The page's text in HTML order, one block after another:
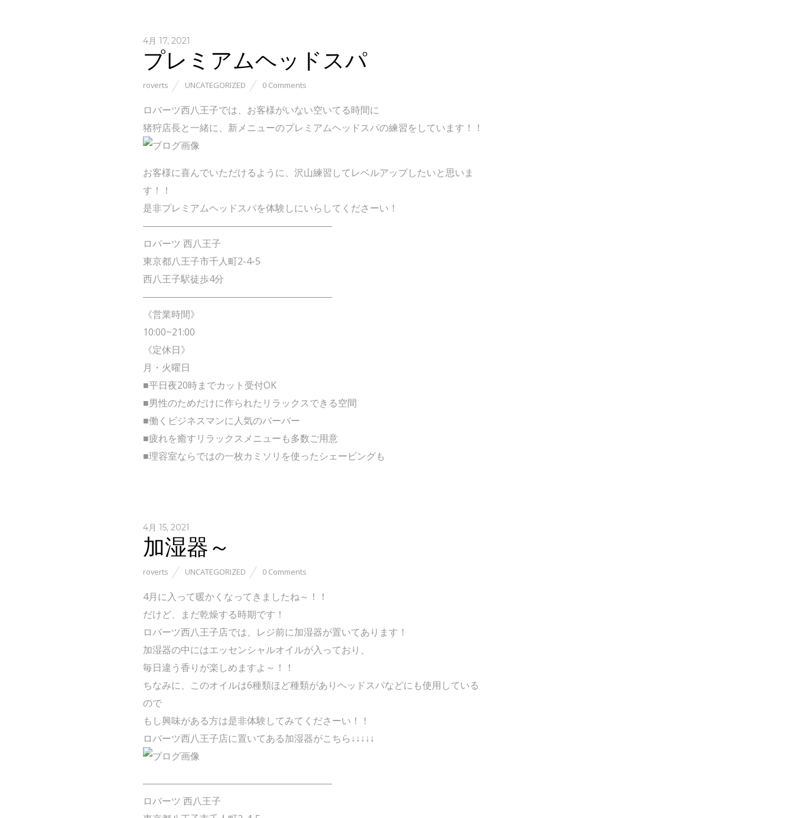
4月 17, 2021
プレミアムヘッドスパ
roverts UNCATEGORIZED 0 Comments
ロバーツ西八王子では、お客様がいない空いてる時間に
猪狩店長と一緒に、新メニューのプレミアムヘッドスパの練習をしています！！
お客様に喜んでいただけるように、沢山練習してレベルアップしたいと思いま
す！！
是非プレミアムヘッドスパを体験しにいらしてくださーい！
――――――――――――――――――――
ロバーツ 西八王子
東京都八王子市千人町2-4-5
西八王子駅徒歩4分
――――――――――――――――――――
《営業時間》
10:00~21:00
《定休日》
月・火曜日
■平日夜20時までカット受付OK
■男性のためだけに作られたリラックスできる空間
■働くビジネスマンに人気のバーバー
■疲れを癒すリラックスメニューも多数ご用意
■理容室ならではの一枚カミソリを使ったシェービングも
4月 15, 2021
加湿器～
roverts UNCATEGORIZED 0 Comments
4月に入って暖かくなってきましたね～！！
だけど、まだ乾燥する時期です！
ロバーツ西八王子店では、レジ前に加湿器が置いてあります！
加湿器の中にはエッセンシャルオイルが入っており、
毎日違う香りが楽しめますよ～！！
ちなみに、このオイルは6種類ほど種類がありヘッドスパなどにも使用している
ので
もし興味がある方は是非体験してみてくださーい！！
ロバーツ西八王子店に置いてある加湿器がこちら↓↓↓↓↓
――――――――――――――――――――
ロバーツ 西八王子